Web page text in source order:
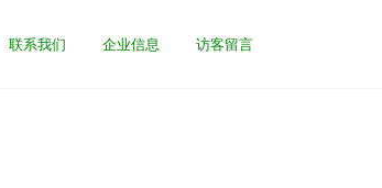
联系我们 企业信息 访客留言